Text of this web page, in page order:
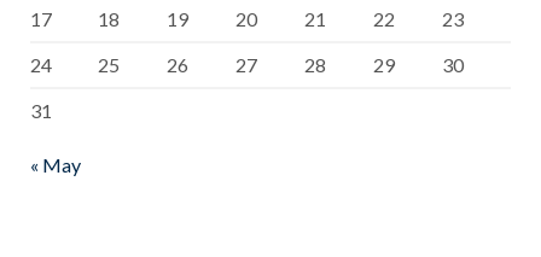
17
18 19 20 21 22
23
24
25 26 27 28 29
30
31
« May